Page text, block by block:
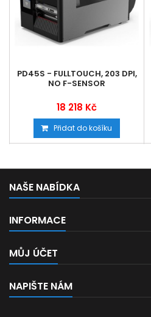
PD45S - FULLTOUCH, 203 DPI,
NO F-SENSOR
18 218 Kč
Přidat do košíku
NAŠE NABÍDKA
INFORMACE
MŮJ ÚČET
NAPIŠTE NÁM